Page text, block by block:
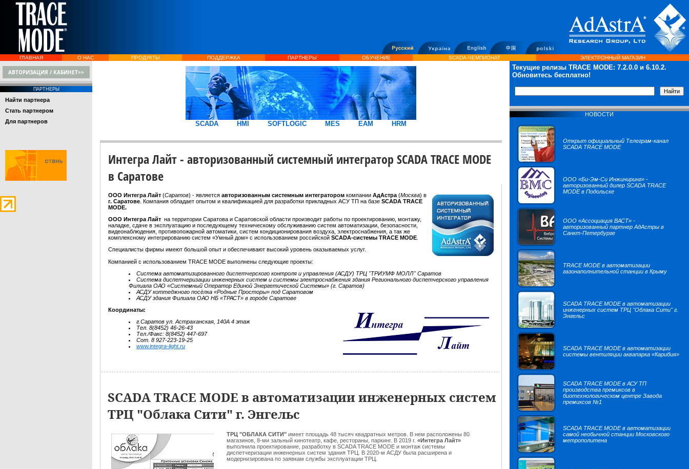
ГЛАВНАЯ О НАС ПРОДУКТЫ ПОДДЕРЖКА ПАРТНЕРЫ ОБУЧЕНИЕ SCADA-ЧЕМПИОНАТ ЭЛЕКТРОННЫЙ МАГАЗИН
АВТОРИЗАЦИЯ / КАБИНЕТ>>
ПАРТНЕРЫ
Найти партнера
Стать партнером
Для партнеров
SCADA HMI SOFTLOGIC MES EAM HRM
Интегра Лайт - авторизованный системный интегратор SCADA TRACE MODE
в Саратове
ООО Интегра Лайт (Саратов) - является авторизованным системным интегратором компании АдАстра (Москва) в
г. Саратове . Компания обладает опытом и квалификацией для разработки прикладных АСУ ТП на базе SCADA TRACE
MODE.
ООО Интегра Лайт на территории Саратова и Саратовской области производит работы по проектированию, монтажу,
наладке, сдаче в эксплуатацию и последующему техническому обслуживанию систем автоматизации, безопасности,
видеонаблюдения, противопожарной автоматики, систем кондиционирования воздуха, электроснабжения, а так же
комплексному интегрированию систем «Умный дом» с использованием российской SCADA-системы TRACE MODE
Специалисты фирмы имеют большой опыт и обеспечивают высокий уровень оказываемых услуг.
Компанией с использованием TRACE MODE выполнены следующие проекты:
Cистема автоматизированного диспетчерского контроля и управления (АСДУ) ТРЦ "ТРИУМФ МОЛЛ" Саратов
Cистема диспетчеризации инженерных систем и системы электроснабжения здания Регионального диспетчерского управления
Филиала ОАО «Системный Оператор Единой Энергетической Системы» (г. Саратов)
АСДУ коттеджного посёлка «Родные Просторы» под Саратовом
АСДУ здания Филиала ОАО НБ «ТРАСТ» в городе Саратове
Координаты:
г.Саратов ул. Астраханская, 140А 4 этаж
Тел. 8(8452) 46-26-43
Тел./Факс: 8(8452) 447-697
Сот. 8 927-223-19-25
www.integra-light.ru
SCADA TRACE MODE в автоматизации инженерных систем
ТРЦ "Облака Сити" г. Энгельс
ТРЦ "ОБЛАКА СИТИ" имеет площадь 48 тысяч квадратных метров. В нем расположены 80
магазинов, 8-ми зальный кинотеатр, кафе, рестораны, паркинг. В 2019 г. «Интегра Лайт»
выполнила проектирование, разработку в SCADA TRACE MODE и монтаж системы
диспетчеризации инженерных систем здания ТРЦ. В 2020-м АСДУ была расширена и
модернизирована по заявкам службы эксплуатации ТРЦ.
Текущие релизы TRACE MODE: 7.2.0.0 и 6.10.2.
Обновитесь бесплатно!
НОВОСТИ
Открыт официальный Телеграм-канал
SCADA TRACE MODE
ООО «Би-Эм-Си Инжиниринг» -
авторизованный дилер SCADA TRACE
MODE в Подольске
ООО «Ассоциация ВАСТ» -
авторизованный партнер АдАстры в
Санкт-Петербурге
TRACE MODE в автоматизации
газонаполнительной станции в Крыму
SCADA TRACE MODE в автоматизации
инженерных систем ТРЦ "Облака Сити" г.
Энгельс
SCADA TRACE MODE в автоматизации
системы вентиляции аквапарка «Карибия»
SCADA TRACE MODE в АСУ ТП
производства премиксов в
биотехнологическом центре Завода
премиксов №1
SCADA TRACE MODE в автоматизации
самой необычной станции Московского
метрополитена